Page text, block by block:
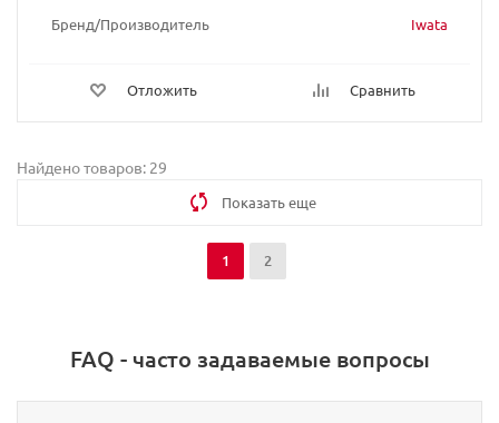
Бренд/Производитель Iwata
Отложить Сравнить
Найдено товаров: 29
Показать еще
1 2
FAQ - часто задаваемые вопросы